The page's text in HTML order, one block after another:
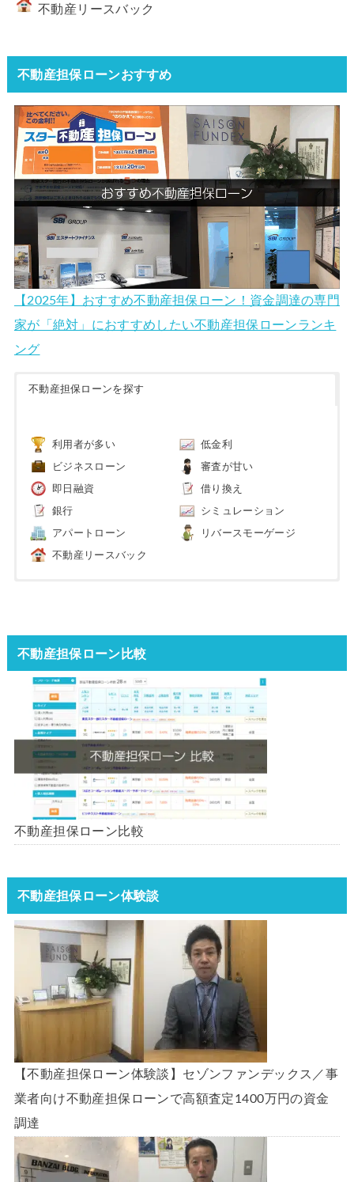
不動産リースバック
不動産担保ローンおすすめ
【2025年】おすすめ不動産担保ローン！資金調達の専門
家が「絶対」におすすめしたい不動産担保ローンランキ
ング
不動産担保ローンを探す
利用者が多い 低金利
ビジネスローン 審査が甘い
即日融資 借り換え
銀行 シミュレーション
アパートローン リバースモーゲージ
不動産リースバック
不動産担保ローン比較
不動産担保ローン比較
不動産担保ローン体験談
【不動産担保ローン体験談】セゾンファンデックス／事
業者向け不動産担保ローンで高額査定1400万円の資金
調達